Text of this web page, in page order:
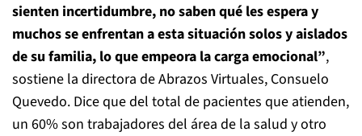
sienten incertidumbre, no saben qué les espera y
muchos se enfrentan a esta situación solos y aislados
de su familia, lo que empeora la carga emocional”,
sostiene la directora de Abrazos Virtuales, Consuelo
Quevedo. Dice que del total de pacientes que atienden,
un 60% son trabajadores del área de la salud y otro